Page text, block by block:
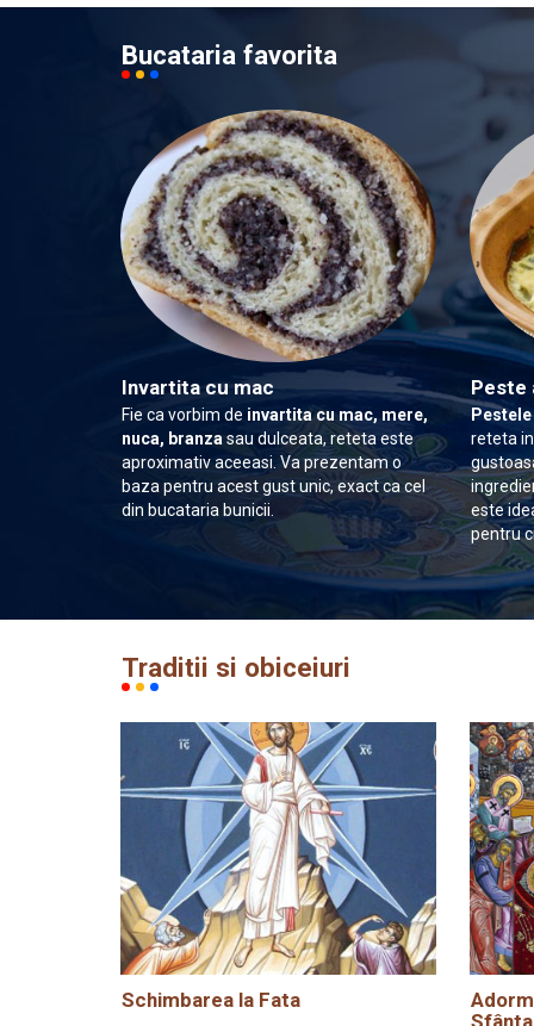
Bucataria favorita
Invartita cu mac
Fie ca vorbim de invartita cu mac, mere,
nuca, branzasau dulceata, reteta este
aproximativ aceeasi. Va prezentam o
baza pentru acest gust unic, exact ca cel
din bucataria bunicii.
Peste
reteta
este
pentru
Traditii si obiceiuri
Schimbarea la Fata